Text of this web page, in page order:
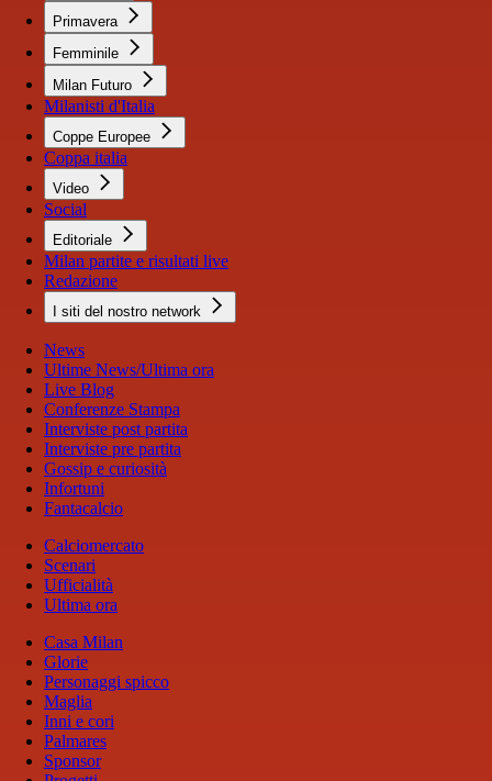
Primavera
Femminile
Milan Futuro
Milanisti d'Italia
Coppe Europee
Coppa italia
Video
Social
Editoriale
Milan partite e risultati live
Redazione
I siti del nostro network
News
Ultime News/Ultima ora
Live Blog
Conferenze Stampa
Interviste post partita
Interviste pre partita
Gossip e curiosità
Infortuni
Fantacalcio
Calciomercato
Scenari
Ufficialità
Ultima ora
Casa Milan
Glorie
Personaggi spicco
Maglia
Inni e cori
Palmares
Sponsor